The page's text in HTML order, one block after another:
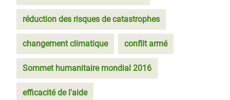
réduction des risques de catastrophes
changement climatique conflit armé
Sommet humanitaire mondial 2016
efficacité de l'aide